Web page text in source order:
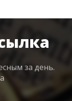
за день.